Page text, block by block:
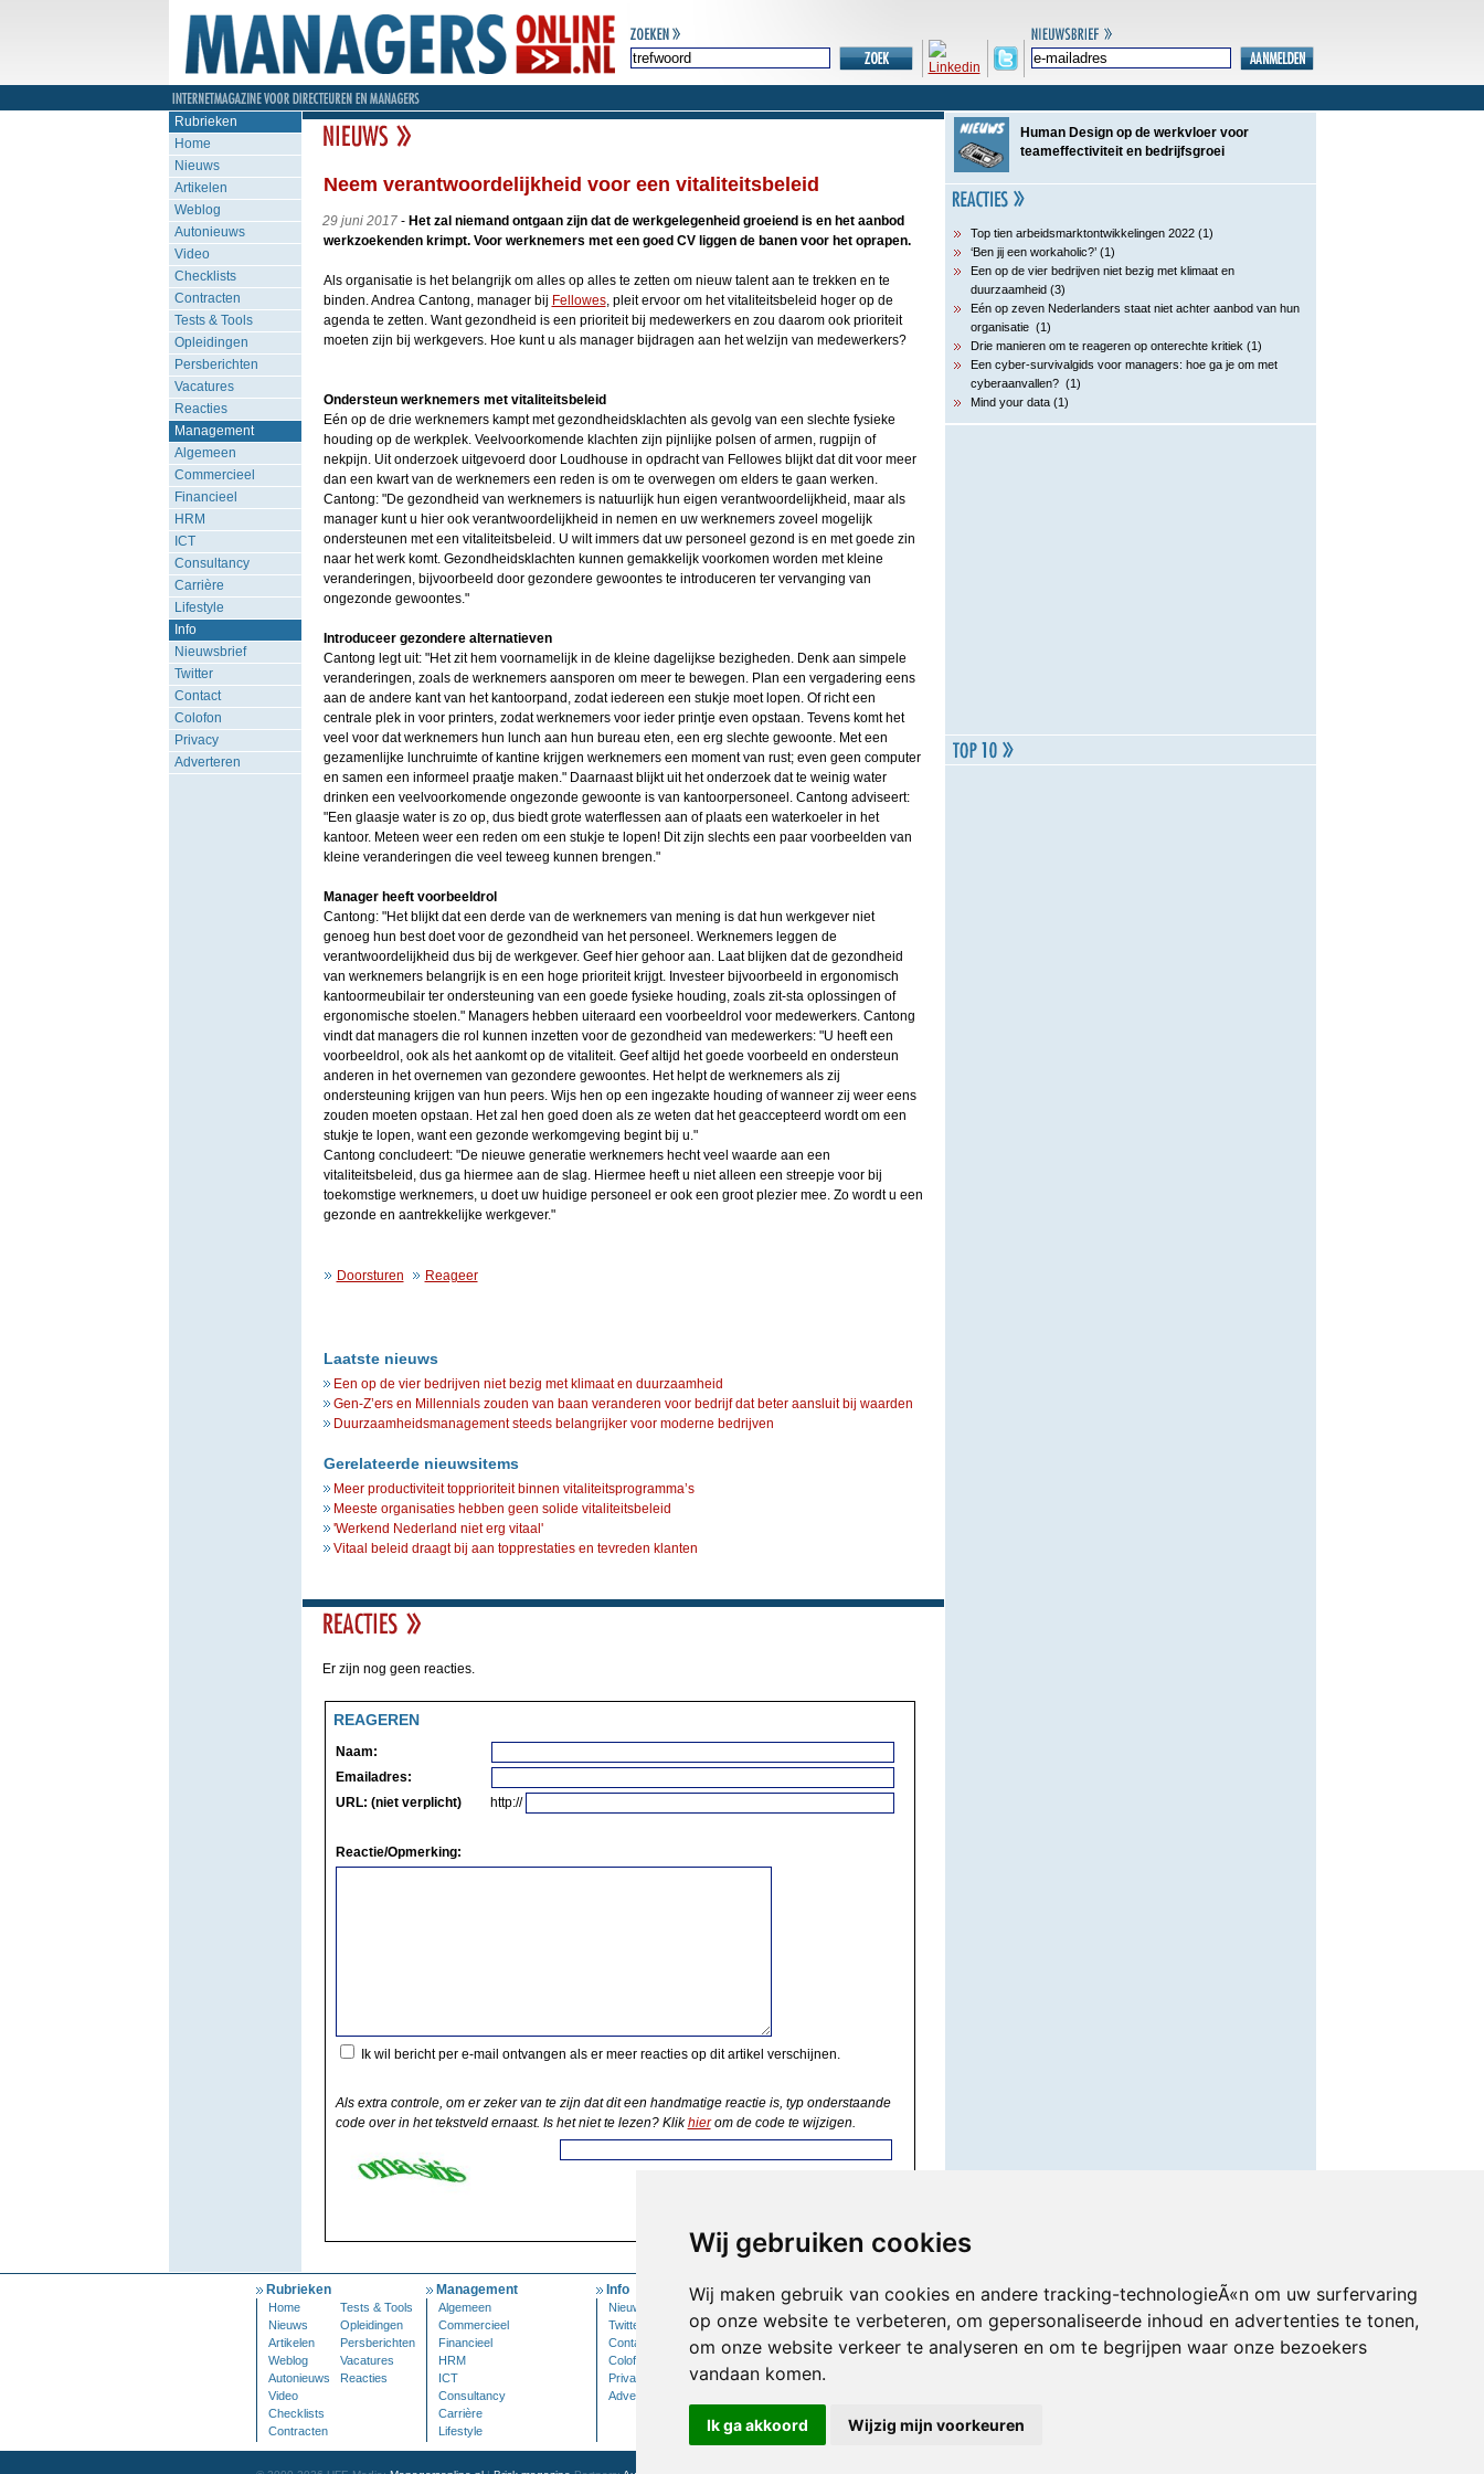
Wij gebruiken cookies
Wij maken gebruik van cookies en andere tracking-technologieÃ«n om uw surfervaring
op onze website te verbeteren, om gepersonaliseerde inhoud en advertenties te tonen,
om onze website verkeer te analyseren en om te begrijpen waar onze bezoekers
vandaan komen.
Ik ga akkoord Wijzig mijn voorkeuren
Rubrieken
Home
Nieuws
Artikelen
Weblog
Autonieuws
Video
Checklists
Contracten
Tests & Tools
Opleidingen
Persberichten
Vacatures
Reacties
Management
Algemeen
Commercieel
Financieel
HRM
ICT
Consultancy
Carrière
Lifestyle
Info
Nieuwsbrief
Twitter
Contact
Colofon
Privacy
Adverteren
Neem verantwoordelijkheid voor een vitaliteitsbeleid
29 juni 2017- Het zal niemand ontgaan zijn dat de werkgelegenheid groeiend is en het aanbod
werkzoekenden krimpt. Voor werknemers met een goed CV liggen de banen voor het oprapen.
Als organisatie is het belangrijk om alles op alles te zetten om nieuw talent aan te trekken en te
binden. Andrea Cantong, manager bij Fellowes, pleit ervoor om het vitaliteitsbeleid hoger op de
agenda te zetten. Want gezondheid is een prioriteit bij medewerkers en zou daarom ook prioriteit
moeten zijn bij werkgevers. Hoe kunt u als manager bijdragen aan het welzijn van medewerkers?
Ondersteun werknemers met vitaliteitsbeleid
Eén op de drie werknemers kampt met gezondheidsklachten als gevolg van een slechte fysieke
houding op de werkplek. Veelvoorkomende klachten zijn pijnlijke polsen of armen, rugpijn of
nekpijn. Uit onderzoek uitgevoerd door Loudhouse in opdracht van Fellowes blijkt dat dit voor meer
dan een kwart van de werknemers een reden is om te overwegen om elders te gaan werken.
Cantong: "De gezondheid van werknemers is natuurlijk hun eigen verantwoordelijkheid, maar als
manager kunt u hier ook verantwoordelijkheid in nemen en uw werknemers zoveel mogelijk
ondersteunen met een vitaliteitsbeleid. U wilt immers dat uw personeel gezond is en met goede zin
naar het werk komt. Gezondheidsklachten kunnen gemakkelijk voorkomen worden met kleine
veranderingen, bijvoorbeeld door gezondere gewoontes te introduceren ter vervanging van
ongezonde gewoontes."
Introduceer gezondere alternatieven
Cantong legt uit: "Het zit hem voornamelijk in de kleine dagelijkse bezigheden. Denk aan simpele
veranderingen, zoals de werknemers aansporen om meer te bewegen. Plan een vergadering eens
aan de andere kant van het kantoorpand, zodat iedereen een stukje moet lopen. Of richt een
centrale plek in voor printers, zodat werknemers voor ieder printje even opstaan. Tevens komt het
veel voor dat werknemers hun lunch aan hun bureau eten, een erg slechte gewoonte. Met een
gezamenlijke lunchruimte of kantine krijgen werknemers een moment van rust; even geen computer
en samen een informeel praatje maken." Daarnaast blijkt uit het onderzoek dat te weinig water
drinken een veelvoorkomende ongezonde gewoonte is van kantoorpersoneel. Cantong adviseert:
"Een glaasje water is zo op, dus biedt grote waterflessen aan of plaats een waterkoeler in het
kantoor. Meteen weer een reden om een stukje te lopen! Dit zijn slechts een paar voorbeelden van
kleine veranderingen die veel teweeg kunnen brengen."
Manager heeft voorbeeldrol
Cantong: "Het blijkt dat een derde van de werknemers van mening is dat hun werkgever niet
genoeg hun best doet voor de gezondheid van het personeel. Werknemers leggen de
verantwoordelijkheid dus bij de werkgever. Geef hier gehoor aan. Laat blijken dat de gezondheid
van werknemers belangrijk is en een hoge prioriteit krijgt. Investeer bijvoorbeeld in ergonomisch
kantoormeubilair ter ondersteuning van een goede fysieke houding, zoals zit-sta oplossingen of
ergonomische stoelen." Managers hebben uiteraard een voorbeeldrol voor medewerkers. Cantong
vindt dat managers die rol kunnen inzetten voor de gezondheid van medewerkers: "U heeft een
voorbeeldrol, ook als het aankomt op de vitaliteit. Geef altijd het goede voorbeeld en ondersteun
anderen in het overnemen van gezondere gewoontes. Het helpt de werknemers als zij
ondersteuning krijgen van hun peers. Wijs hen op een ingezakte houding of wanneer zij weer eens
zouden moeten opstaan. Het zal hen goed doen als ze weten dat het geaccepteerd wordt om een
stukje te lopen, want een gezonde werkomgeving begint bij u."
Cantong concludeert: "De nieuwe generatie werknemers hecht veel waarde aan een
vitaliteitsbeleid, dus ga hiermee aan de slag. Hiermee heeft u niet alleen een streepje voor bij
toekomstige werknemers, u doet uw huidige personeel er ook een groot plezier mee. Zo wordt u een
gezonde en aantrekkelijke werkgever."
Doorsturen Reageer
Laatste nieuws
Een op de vier bedrijven niet bezig met klimaat en duurzaamheid
Gen-Z’ers en Millennials zouden van baan veranderen voor bedrijf dat beter aansluit bij waarden
Duurzaamheidsmanagement steeds belangrijker voor moderne bedrijven
Gerelateerde nieuwsitems
Meer productiviteit topprioriteit binnen vitaliteitsprogramma’s
Meeste organisaties hebben geen solide vitaliteitsbeleid
'Werkend Nederland niet erg vitaal'
Vitaal beleid draagt bij aan topprestaties en tevreden klanten
Er zijn nog geen reacties.
REAGEREN
Naam:
Emailadres:
URL: (niet verplicht)
http://
Reactie/Opmerking:
Ik wil bericht per e-mail ontvangen als er meer reacties op dit artikel verschijnen.
Als extra controle, om er zeker van te zijn dat dit een handmatige reactie is, typ onderstaande
code over in het tekstveld ernaast. Is het niet te lezen? Klikhierom de code te wijzigen.
Human Design op de werkvloer voor
teameffectiviteit en bedrijfsgroei
Top tien arbeidsmarktontwikkelingen 2022 (1)
‘Ben jij een workaholic?’ (1)
Een op de vier bedrijven niet bezig met klimaat en
duurzaamheid (3)
Eén op zeven Nederlanders staat niet achter aanbod van hun
organisatie (1)
Drie manieren om te reageren op onterechte kritiek (1)
Een cyber-survivalgids voor managers: hoe ga je om met
cyberaanvallen? (1)
Mind your data (1)
Rubrieken
Home
Tests & Tools
Nieuws
Opleidingen
Artikelen
Persberichten
Weblog
Vacatures
Autonieuws
Reacties
Video
Checklists
Contracten
Management
Algemeen
Commercieel
Financieel
HRM
ICT
Consultancy
Carrière
Lifestyle
Info
Nieuwsbrief
Twitter
Contact
Colofon
Privacy
Adverteren
Mijn Account
Inloggen